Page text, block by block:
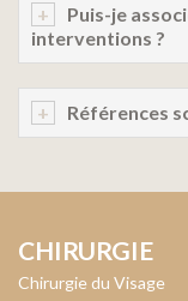
Puis-je
interventions ?
Références
CHIRURGIE
Chirurgie du Visage